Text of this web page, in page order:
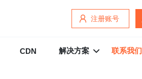
注册账号
CDN 解决方案 联系我们